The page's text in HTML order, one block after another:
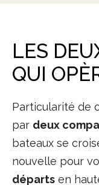
LES
QUI
Particularité de
par deux
bateaux se
nouvelle pour
départs en